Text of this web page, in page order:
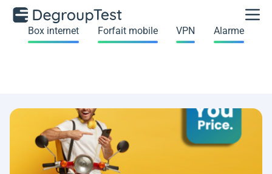
Box internet Forfait mobile VPN Alarme